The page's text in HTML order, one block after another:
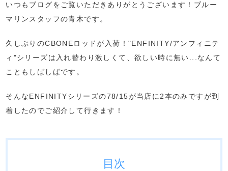
いつもブログをご覧いただきありがとうございます！ブルー
マリンスタッフの青木です。
久しぶりのCBONEロッドが入荷！"ENFINITY/アンフィニテ
ィ"シリーズは入れ替わり激しくて、欲しい時に無い...なんて
こともしばしばです。
そんなENFINITYシリーズの78/15が当店に2本のみですが到
着したのでご紹介して行きます！
目次